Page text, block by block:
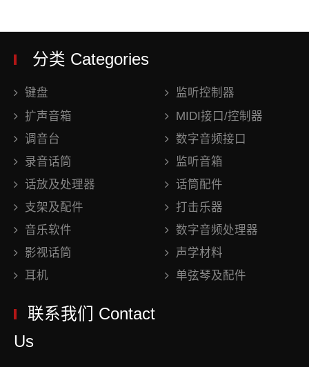
分类 Categories
键盘
监听控制器
扩声音箱
MIDI接口/控制器
调音台
数字音频接口
录音话筒
监听音箱
话放及处理器
话筒配件
支架及配件
打击乐器
音乐软件
数字音频处理器
影视话筒
声学材料
耳机
单弦琴及配件
联系我们 Contact
Us